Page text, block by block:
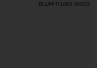
קלפות למטבח BLUM